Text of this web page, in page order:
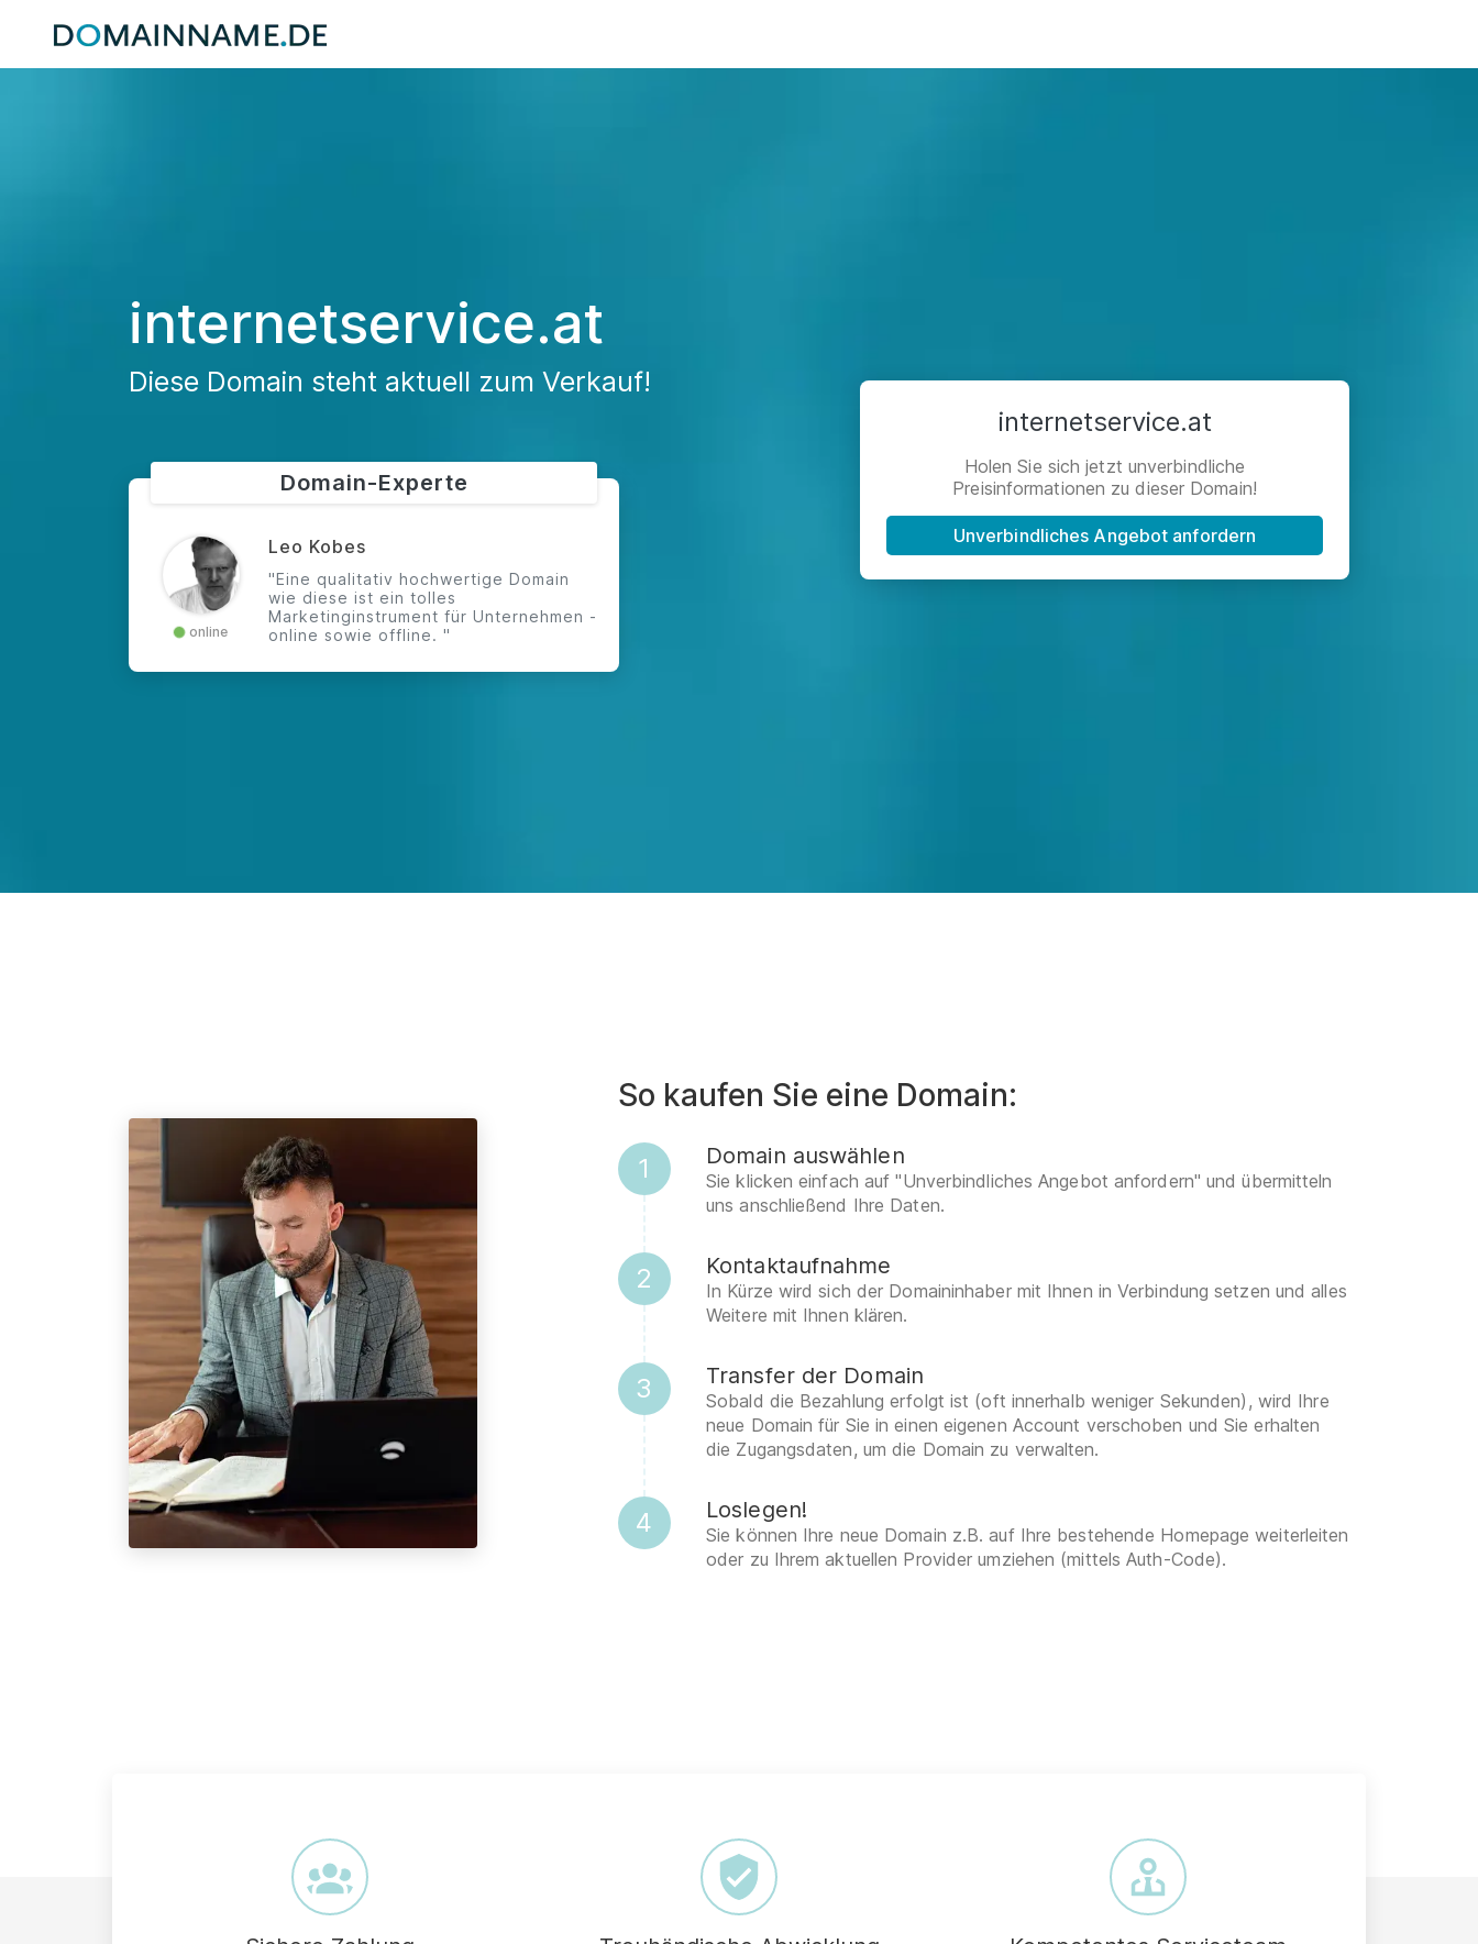
internetservice.at
Diese Domain steht aktuell zum Verkauf!
Domain-Experte
online
Leo Kobes
"Eine qualitativ hochwertige Domain
wie diese ist ein tolles
Marketinginstrument für Unternehmen -
online sowie offline. "
internetservice.at
Holen Sie sich jetzt unverbindliche
Preisinformationen zu dieser Domain!
Unverbindliches Angebot anfordern
So kaufen Sie eine Domain:
1 Domain auswählen
Sie klicken einfach auf "Unverbindliches Angebot anfordern" und übermitteln
uns anschließend Ihre Daten.
2 Kontaktaufnahme
In Kürze wird sich der Domaininhaber mit Ihnen in Verbindung setzen und alles
Weitere mit Ihnen klären.
3 Transfer der Domain
Sobald die Bezahlung erfolgt ist (oft innerhalb weniger Sekunden), wird Ihre
neue Domain für Sie in einen eigenen Account verschoben und Sie erhalten
die Zugangsdaten, um die Domain zu verwalten.
4 Loslegen!
Sie können Ihre neue Domain z.B. auf Ihre bestehende Homepage weiterleiten
oder zu Ihrem aktuellen Provider umziehen (mittels Auth-Code).